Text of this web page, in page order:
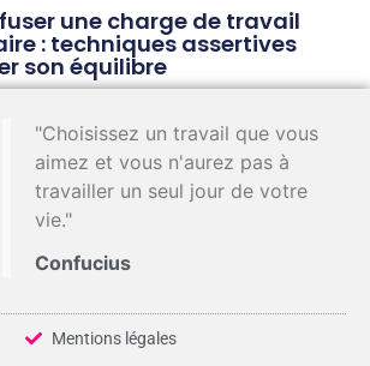
une charge de travail
: techniques assertives
son équilibre
"Choisissez un travail que vous
aimez et vous n'aurez pas à
travailler un seul jour de votre
vie."
Confucius
Mentions légales